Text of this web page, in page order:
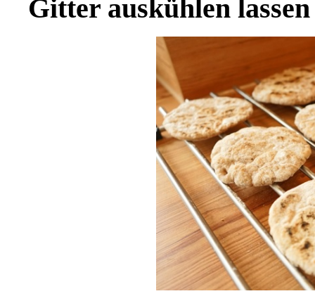
Gitter auskühlen lassen